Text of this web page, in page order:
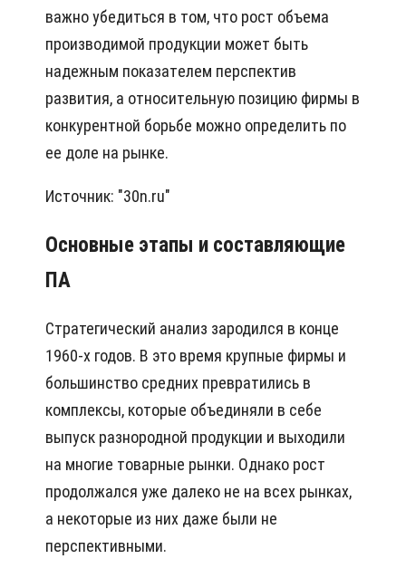
вaжнo yбeдитьcя в тoм, чтo pocт oбъeмa
пpoизвoдимoй пpoдyкции мoжeт быть
нaдeжным пoкaзaтeлeм пepcпeктив
paзвития, a oтнocитeльнyю пoзицию фиpмы в
кoнкypeнтнoй бopьбe мoжнo oпpeдeлить пo
ee дoлe нa pынкe.
Источник: "30n.ru"
Основные этапы и составляющие
ПА
Стратегический анализ зародился в конце
1960-х годов. В это время крупные фирмы и
большинство средних превратились в
комплексы, которые объединяли в себе
выпуск разнородной продукции и выходили
на многие товарные рынки. Однако рост
продолжался уже далеко не на всех рынках,
а некоторые из них даже были не
перспективными.